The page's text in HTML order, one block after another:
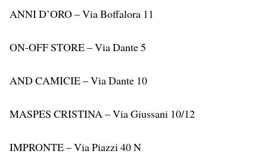
ANNI D’ORO – Via Boffalora 11
ON-OFF STORE – Via Dante 5
AND CAMICIE – Via Dante 10
MASPES CRISTINA – Via Giussani 10/12
IMPRONTE – Via Piazzi 40 N